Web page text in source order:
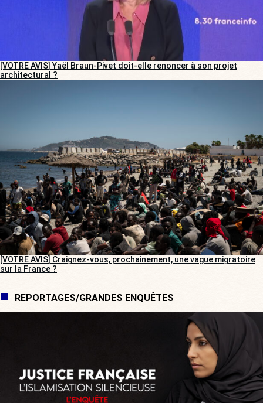
[VOTRE AVIS] Yaël Braun-Pivet doit-elle renoncer à son projet
architectural ?
[VOTRE AVIS] Craignez-vous, prochainement, une vague migratoire
sur la France ?
REPORTAGES/GRANDES ENQUÊTES